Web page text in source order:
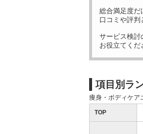
総合満足度だ
口コミや評判
サービス検討
お役立てくだ
項目別ラ
痩身・ボディケア
TOP